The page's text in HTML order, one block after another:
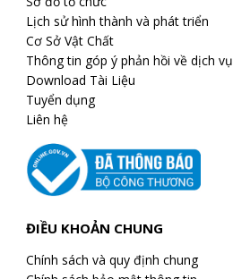
Lịch sử hình thành và phát triển
Cơ Sở Vật Chất
Thông tin góp ý phản hồi về dịch vụ
Download Tài Liệu
Tuyển dụng
Liên hệ
ĐIỀU KHOẢN CHUNG
Chính sách và quy định chung